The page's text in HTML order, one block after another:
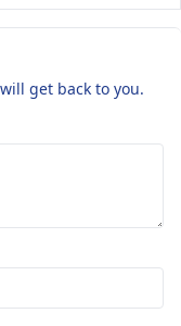
get back to you.